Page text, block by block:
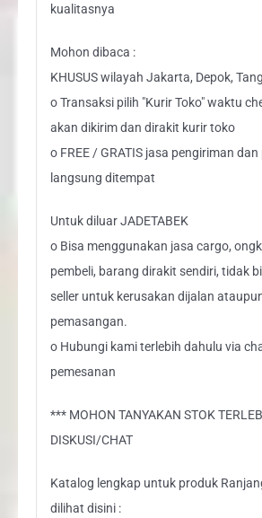
kualitasnya
Mohon dibaca :
KHUSUS wilayah Jakarta, Depok,
o Transaksi pilih "Kurir Toko" waktu
akan dikirim dan dirakit kurir toko
o FREE / GRATIS jasa pengiriman
langsung ditempat
Untuk diluar JADETABEK
o Bisa menggunakan jasa cargo,
pembeli, barang dirakit sendiri, tidak
seller untuk kerusakan dijalan
pemasangan.
o Hubungi kami terlebih dahulu via
pemesanan
*** MOHON TANYAKAN STOK
DISKUSI/CHAT
Katalog lengkap untuk produk
dilihat disini :